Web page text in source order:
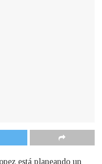
está planeando un